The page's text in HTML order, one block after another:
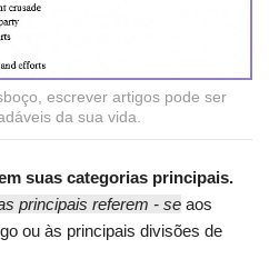
escrever artigos pode ser
da sua vida.
suas categorias principais.
principais referem - se aos
ou às principais divisões de